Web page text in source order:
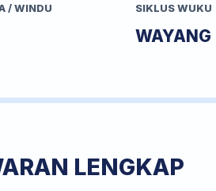
/ WINDU SIKLUS WUKU
WAYANG
LENGKAP